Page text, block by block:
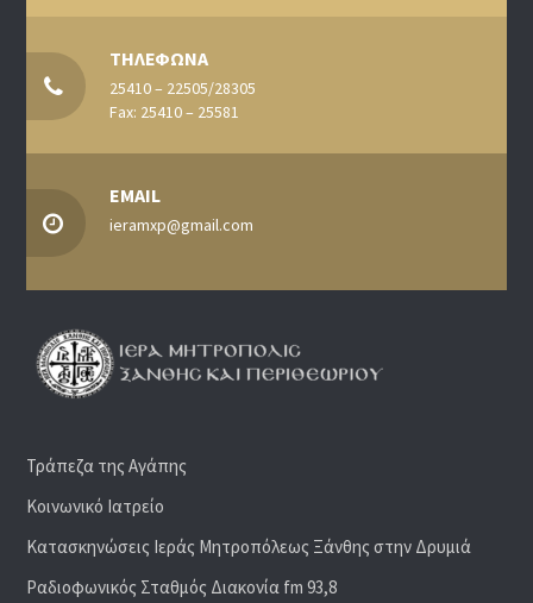
ΤΗΛΕΦΩΝΑ
25410 – 22505/28305
Fax: 25410 – 25581
EMAIL
ieramxp@gmail.com
Τράπεζα της Αγάπης
Κοινωνικό Ιατρείο
Κατασκηνώσεις Ιεράς Μητροπόλεως Ξάνθης στην Δρυμιά
Ραδιoφωνικός Σταθμός Διακονία fm 93,8